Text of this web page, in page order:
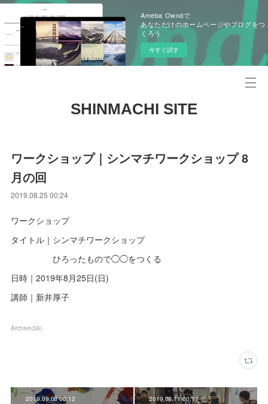
Ameba Owndで
あなただけのホームページやブログをつ
くろう
今すぐ試す
SHINMACHI SITE
ワークショップ｜シンマチワークショップ 8
月の回
2019.08.25 00:24
ワークショップ
タイトル｜シンマチワークショップ
ひろったもので◯◯をつくる
日時｜2019年8月25日(日)
講師｜新井厚子
Archive(38)
2019.09.08 00:12 2019.08.11 00:11